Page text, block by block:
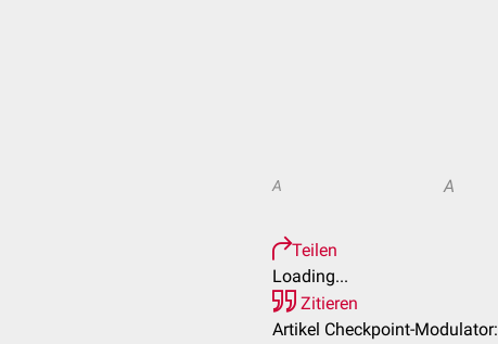
A A
Teilen
Loading...
Zitieren
Artikel Checkpoint-Modulator: